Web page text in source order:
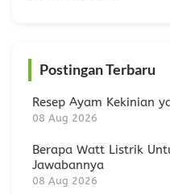
Postingan Terbaru
Resep Ayam Kekinian
08 Aug 2026
Berapa Watt Listrik
Jawabannya
08 Aug 2026